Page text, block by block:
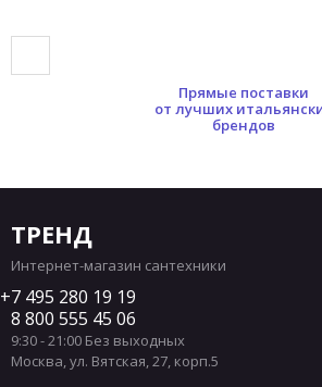
Накладные раковины Hatria
Накладные раковины Toto
Накладные раковины 60 см
Накладные раковины 80 см
Квадратные накладные раковины
Серые накладные раковины
Прямые поставки
от лучших
брендов
ТРЕНД
Интернет-магазин сантехники
7 495 280 19 19
8 800 555 45 06
9:30 - 21:00 Без выходных
Москва,ул. Вятская, 27, корп.5